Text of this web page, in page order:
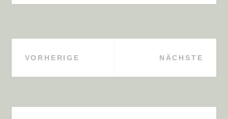
Beitragsnavigation
VORHERIGE NÄCHSTE